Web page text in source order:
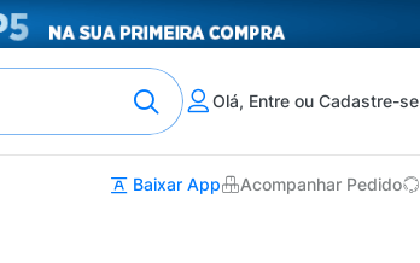
Olá, Entre ou Cadastre-se
Baixar App Acompanhar Pedido